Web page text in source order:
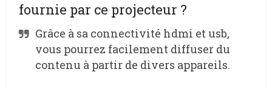
fournie par ce projecteur ?
Grâce à sa connectivité hdmi et usb,
vous pourrez facilement diffuser du
contenu à partir de divers appareils.